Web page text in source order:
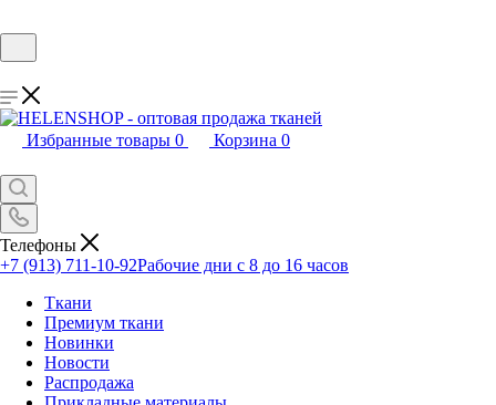
Избранные товары 0 Корзина 0
Телефоны
+7 (913) 711-10-92Рабочие дни с 8 до 16 часов
Ткани
Премиум ткани
Новинки
Новости
Распродажа